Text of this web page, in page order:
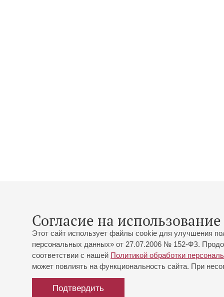
Согласие на
Этот сайт использует файлы cookie для улучшения
персональных данных» от 27.07.2006 № 152-ФЗ.
соответствии с нашей Политикой обработки
может повлиять на функциональность сайта. При
Подтвердить